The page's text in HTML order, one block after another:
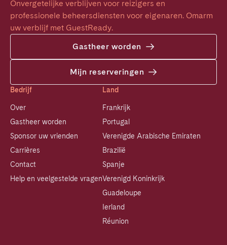
Onvergetelijke verblijven voor reizigers en
professionele beheersdiensten voor eigenaren. Omarm
uw verblijf met GuestReady.
Gastheer worden
Mijn reserveringen
Bedrijf
Over
Gastheer worden
Sponsor uw vrienden
Carrières
Contact
Help en veelgestelde vragen
Land
Frankrijk
Portugal
Verenigde Arabische Emiraten
Brazilië
Spanje
Verenigd Koninkrijk
Guadeloupe
Ierland
Réunion